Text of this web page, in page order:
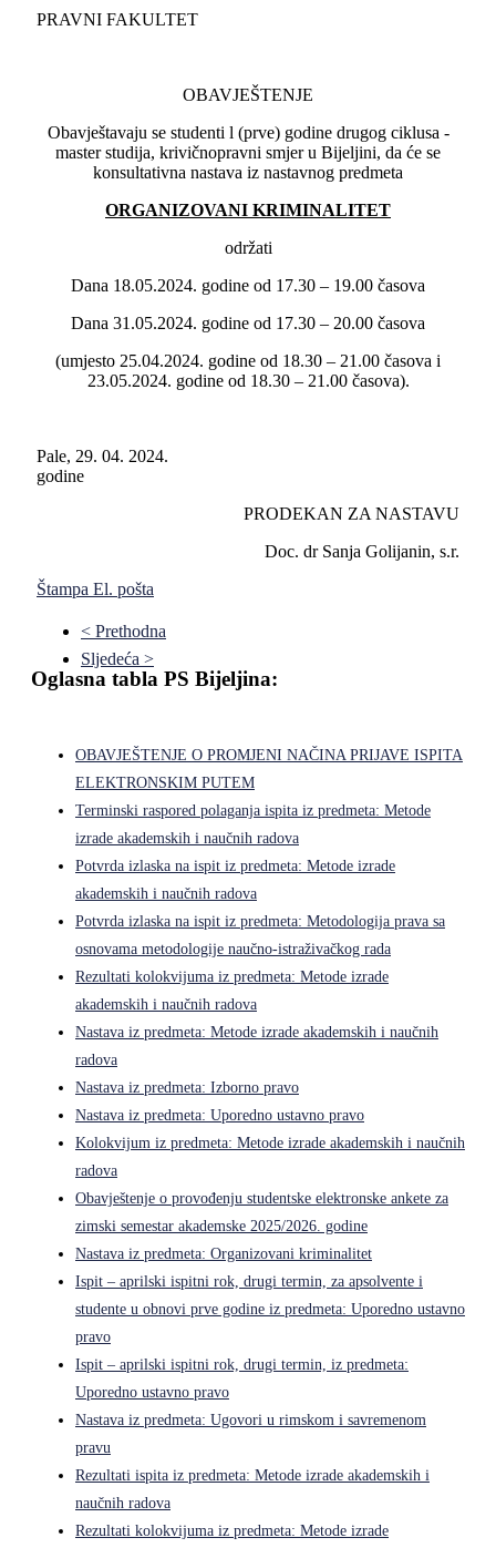
PRAVNI FAKULTET
OBAVJEŠTENJE
Obavještavaju se studenti l (prve) godine drugog ciklusa -
master studija, krivičnopravni smjer u Bijeljini, da će se
konsultativna nastava iz nastavnog predmeta
ORGANIZOVANI KRIMINALITET
održati
Dana 18.05.2024. godine od 17.30 – 19.00 časova
Dana 31.05.2024. godine od 17.30 – 20.00 časova
(umjesto 25.04.2024. godine od 18.30 – 21.00 časova i
23.05.2024. godine od 18.30 – 21.00 časova).
Pale, 29. 04. 2024.
godine
PRODEKAN ZA NASTAVU
Doc. dr Sanja Golijanin, s.r.
Štampa El. pošta
< Prethodna
Sljedeća >
Oglasna tabla PS Bijeljina:
OBAVJEŠTENJE O PROMJENI NAČINA PRIJAVE ISPITA
ELEKTRONSKIM PUTEM
Terminski raspored polaganja ispita iz predmeta: Metode
izrade akademskih i naučnih radova
Potvrda izlaska na ispit iz predmeta: Metode izrade
akademskih i naučnih radova
Potvrda izlaska na ispit iz predmeta: Metodologija prava sa
osnovama metodologije naučno-istraživačkog rada
Rezultati kolokvijuma iz predmeta: Metode izrade
akademskih i naučnih radova
Nastava iz predmeta: Metode izrade akademskih i naučnih
radova
Nastava iz predmeta: Izborno pravo
Nastava iz predmeta: Uporedno ustavno pravo
Kolokvijum iz predmeta: Metode izrade akademskih i naučnih
radova
Obavještenje o provođenju studentske elektronske ankete za
zimski semestar akademske 2025/2026. godine
Nastava iz predmeta: Organizovani kriminalitet
Ispit – aprilski ispitni rok, drugi termin, za apsolvente i
studente u obnovi prve godine iz predmeta: Uporedno ustavno
pravo
Ispit – aprilski ispitni rok, drugi termin, iz predmeta:
Uporedno ustavno pravo
Nastava iz predmeta: Ugovori u rimskom i savremenom
pravu
Rezultati ispita iz predmeta: Metode izrade akademskih i
naučnih radova
Rezultati kolokvijuma iz predmeta: Metode izrade